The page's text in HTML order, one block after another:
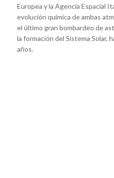
Europea y la Agencia Espacial
evolución química de ambas
el último gran bombardeo de
la formación del Sistema Solar,
años.